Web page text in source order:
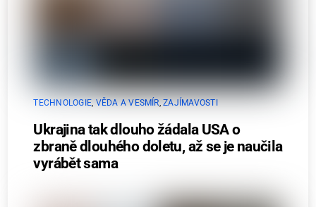
TECHNOLOGIE VĚDA A VESMÍR ,ZAJÍMAVOSTI
Ukrajina tak dlouho žádala USA o
zbraně dlouhého doletu, až se je naučila
vyrábět sama